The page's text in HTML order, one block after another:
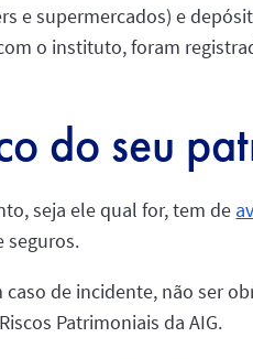
e supermercados) e
o instituto, foram
do seu
seja ele qual for, tem de
seguros.
de incidente, não ser
Patrimoniais da AIG.